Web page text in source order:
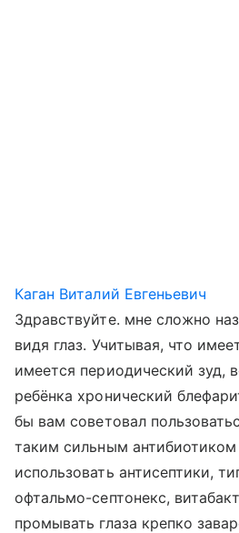
Каган Виталий Евгеньевич
Здравствуйте. мне сложно
видя глаз. Учитывая, что
имеется периодический зуд,
ребёнка хронический
бы вам советовал
таким сильным антибиотиком
использовать антисептики,
офтальмо-септонекс,
промывать глаза крепко